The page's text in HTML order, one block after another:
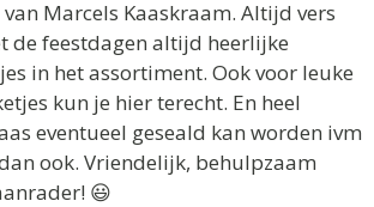
Marcels Kaaskraam. Altijd vers
de feestdagen altijd heerlijke
in het assortiment. Ook voor leuke
kun je hier terecht. En heel
eventueel geseald kan worden ivm
ook. Vriendelijk, behulpzaam
😃